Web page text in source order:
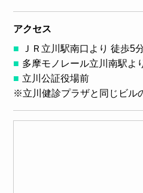
アクセス
ＪＲ立川駅南口より 徒歩5
多摩モノレール立川南駅よ
立川公証役場前
※立川健診プラザと同じビル